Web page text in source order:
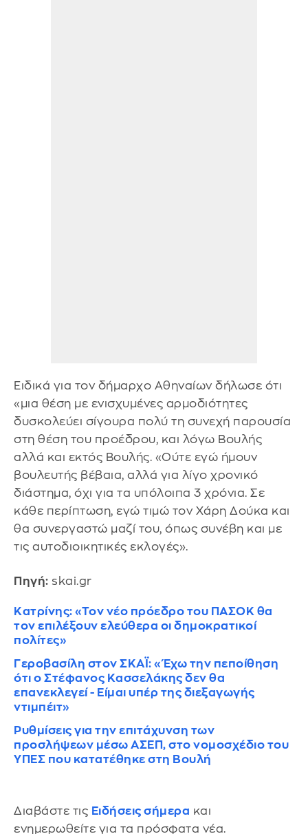
Ειδικά για τον δήμαρχο Αθηναίων δήλωσε ότι
«μια θέση με ενισχυμένες αρμοδιότητες
δυσκολεύει σίγουρα πολύ τη συνεχή παρουσία
στη θέση του προέδρου, και λόγω Βουλής
αλλά και εκτός Βουλής. «Ούτε εγώ ήμουν
βουλευτής βέβαια, αλλά για λίγο χρονικό
διάστημα, όχι για τα υπόλοιπα 3 χρόνια. Σε
κάθε περίπτωση, εγώ τιμώ τον Χάρη Δούκα και
θα συνεργαστώ μαζί του, όπως συνέβη και με
τις αυτοδιοικητικές εκλογές».
Πηγή: skai.gr
Κατρίνης: «Τον νέο πρόεδρο του ΠΑΣΟΚ θα
τον επιλέξουν ελεύθερα οι δημοκρατικοί
πολίτες»
Γεροβασίλη στον ΣΚΑΪ: «Έχω την πεποίθηση
ότι ο Στέφανος Κασσελάκης δεν θα
επανεκλεγεί - Είμαι υπέρ της διεξαγωγής
ντιμπέιτ»
Ρυθμίσεις για την επιτάχυνση των
προσλήψεων μέσω ΑΣΕΠ, στο νομοσχέδιο του
ΥΠΕΣ που κατατέθηκε στη Βουλή
Διαβάστε τις Ειδήσεις σήμερα και
ενημερωθείτε για τα πρόσφατα νέα.